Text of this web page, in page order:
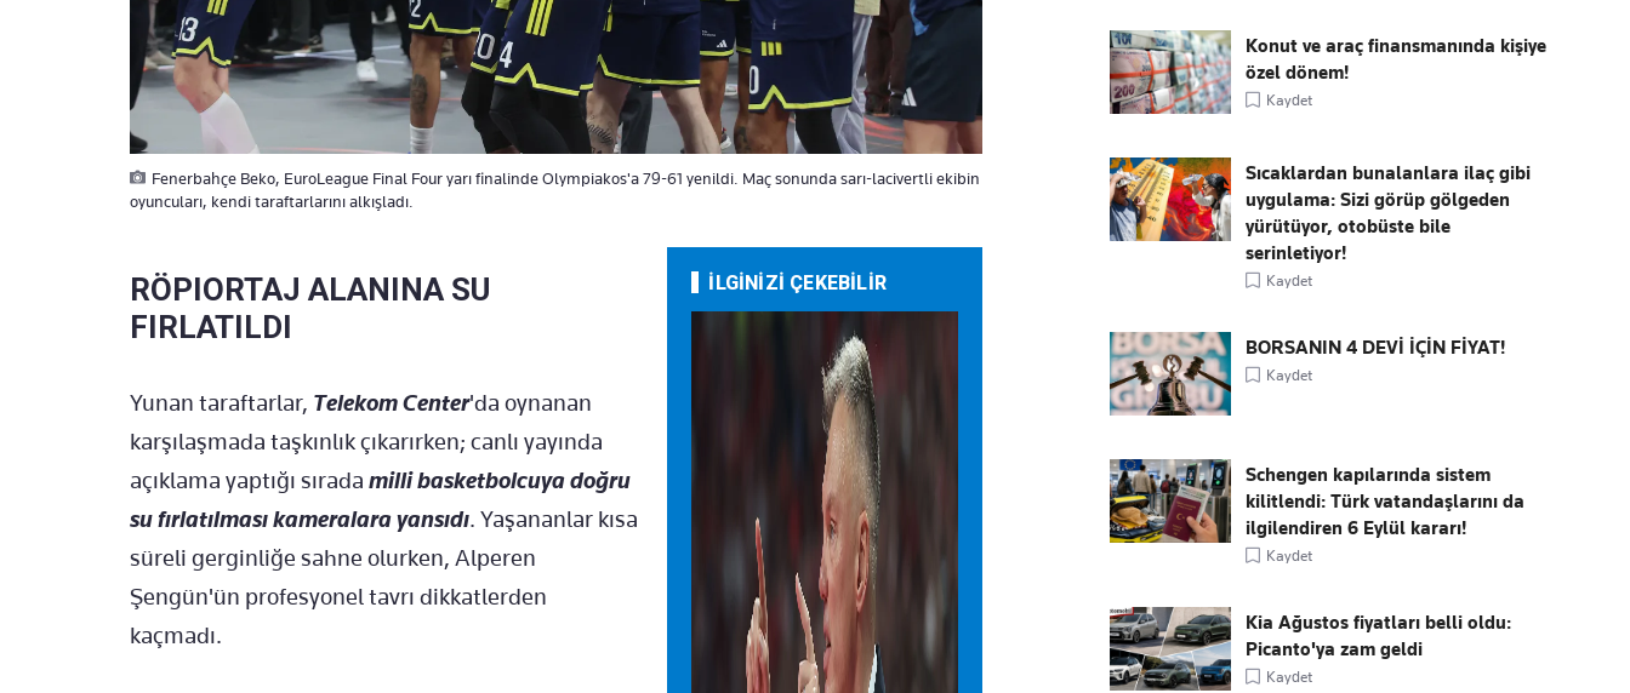
Fenerbahçe Beko, EuroLeague Final Four yarı finalinde Olympiakos'a 79-61 yenildi. Maç sonunda sarı-lacivertli ekibin
oyuncuları, kendi taraftarlarını alkışladı.
İLGİNİZİ ÇEKEBİLİR
RÖPIORTAJ ALANINA SU
FIRLATILDI
Yunan taraftarlar, Telekom Center'da oynanan
karşılaşmada taşkınlık çıkarırken; canlı yayında
açıklama yaptığı sırada milli basketbolcuya doğru
su fırlatılması kameralara yansıdı. Yaşananlar kısa
süreli gerginliğe sahne olurken, Alperen
Şengün'ün profesyonel tavrı dikkatlerden
kaçmadı.
Konut ve araç finansmanında kişiye
özel dönem!
Kaydet
Sıcaklardan bunalanlara ilaç gibi
uygulama: Sizi görüp gölgeden
yürütüyor, otobüste bile
serinletiyor!
Kaydet
BORSANIN 4 DEVİ İÇİN FİYAT!
Kaydet
Schengen kapılarında sistem
kilitlendi: Türk vatandaşlarını da
ilgilendiren 6 Eylül kararı!
Kaydet
Kia Ağustos fiyatları belli oldu:
Picanto'ya zam geldi
Kaydet